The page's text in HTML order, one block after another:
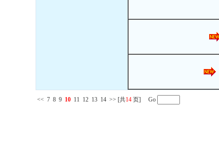
<< 7 8 9 10 11 12 13 14 >> [共14 页] Go